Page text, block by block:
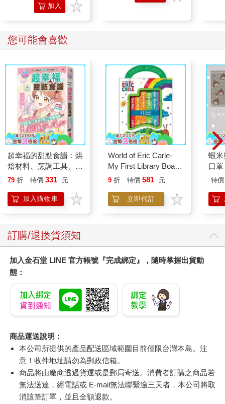
加入
購物
車
您可能會喜歡
超幸福的甜點食譜：烘
焙材料、烹調工具、可
愛配色【閃亮女孩6】
79 折 特價 331 元
加入購物車
World of Eric Carle-
My First Library Board
Book Block Set
9 折 特價 581 元
立即代訂
蝦
口
特價
訂購/退換貨須知
加入金石堂 LINE 官方帳號『完成綁定』，隨時掌握出貨動
態：
商品運送說明：
本公司所提供的產品配送區域範圍目前僅限台灣本島。注
意！收件地址請勿為郵政信箱。
商品將由廠商透過貨運或是郵局寄送。消費者訂購之商品若
無法送達，經電話或 E-mail無法聯繫逾三天者，本公司將取
消該筆訂單，並且全額退款。